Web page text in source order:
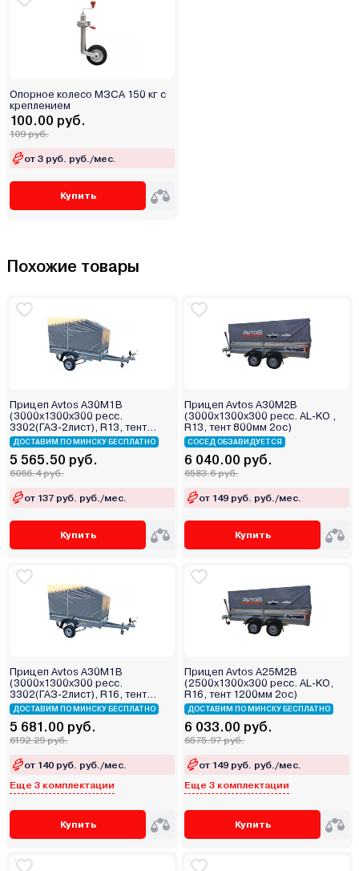
Опорное колесо МЗСА 150 кг с
креплением
100.00 руб.
109 руб.
от 3 руб. руб./мес.
Купить
Похожие товары
Прицеп Avtos А30М1В
(3000х1300х300 ресс.
3302(ГАЗ-2лист), R13, тент
1200мм)
ДОСТАВИМ ПО МИНСКУ БЕСПЛАТНО
5 565.50 руб.
6066.4 руб.
от 137 руб. руб./мес.
Купить
Прицеп Avtos А30М2В
(3000х1300х300 ресс. AL-KO ,
R13, тент 800мм 2ос)
СОСЕД ОБЗАВИДУЕТСЯ
6 040.00 руб.
6583.6 руб.
от 149 руб. руб./мес.
Купить
Прицеп Avtos А30М1В
(3000х1300х300 ресс.
3302(ГАЗ-2лист), R16, тент
400мм)
ДОСТАВИМ ПО МИНСКУ БЕСПЛАТНО
5 681.00 руб.
6192.29 руб.
от 140 руб. руб./мес.
Еще 3 комплектации
Купить
Прицеп Avtos А25М2В
(2500х1300х300 ресс. AL-KO,
R16, тент 1200мм 2ос)
ДОСТАВИМ ПО МИНСКУ БЕСПЛАТНО
6 033.00 руб.
6575.97 руб.
от 149 руб. руб./мес.
Еще 3 комплектации
Купить